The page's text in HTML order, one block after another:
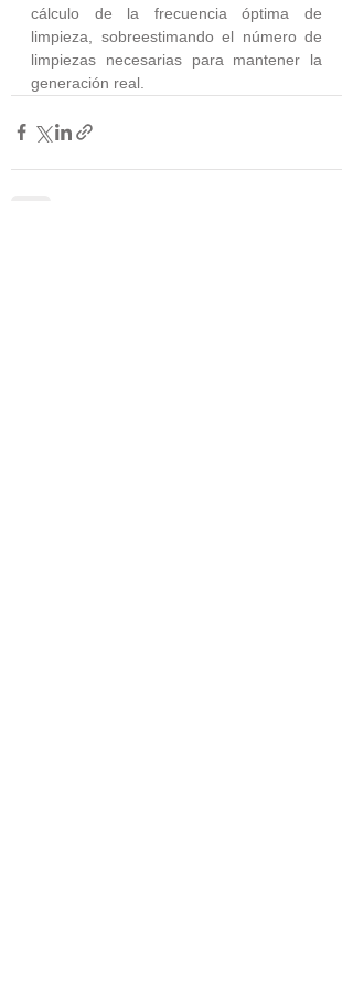
cálculo de la frecuencia óptima de
limpieza, sobreestimando el número de
limpiezas necesarias para mantener la
generación real.